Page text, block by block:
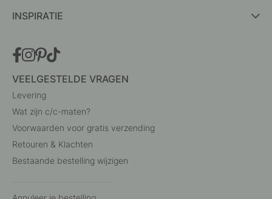
INSPIRATIE
VEELGESTELDE VRAGEN
Levering
Wat zijn c/c-maten?
Voorwaarden voor gratis verzending
Retouren & Klachten
Bestaande bestelling wijzigen